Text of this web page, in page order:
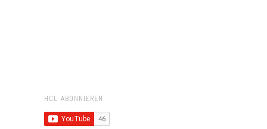
HCL ABONNIEREN